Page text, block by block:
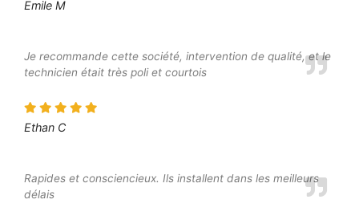
Emile M
Je recommande cette société, intervention de qualité, et le
technicien était très poli et courtois
Ethan C
Rapides et consciencieux. Ils installent dans les meilleurs
délais